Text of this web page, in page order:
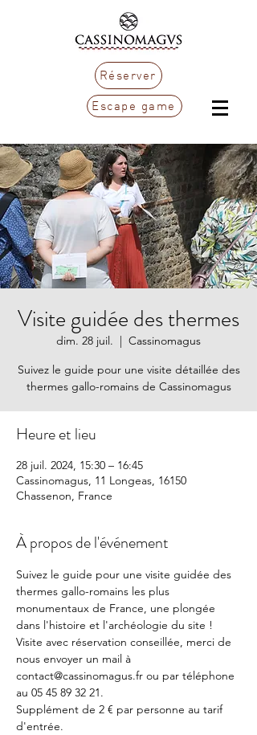
Réserver
Escape game
Visite guidée des thermes
dim. 28 juil.
  |
Cassinomagus
Suivez le guide pour une visite détaillée des
thermes gallo-romains de Cassinomagus
Heure et lieu
28 juil. 2024, 15:30 – 16:45
Cassinomagus, 11 Longeas, 16150
Chassenon, France
À propos de l'événement
Suivez le guide pour une visite guidée des
thermes gallo-romains les plus
monumentaux de France, une plongée
dans l'histoire et l'archéologie du site !
Visite avec réservation conseillée, merci de
nous envoyer un mail à
contact@cassinomagus.fr ou par téléphone
au 05 45 89 32 21.
Supplément de 2 € par personne au tarif
d'entrée.